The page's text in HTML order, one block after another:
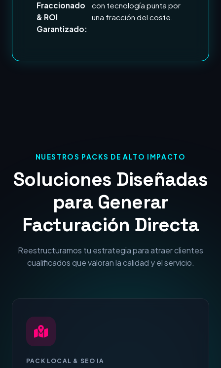
Fraccionado
& ROI
Garantizado:
con tecnología punta por
una fracción del coste.
NUESTROS PACKS DE ALTO IMPACTO
Soluciones Diseñadas
para Generar
Facturación Directa
Reestructuramos tu estrategia para atraer clientes
cualificados que valoran la calidad y el servicio.
PACK LOCAL & SEO IA